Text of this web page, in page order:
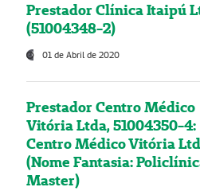
Prestador Clínica Itaipú
(51004348-2)
01 de Abril de 2020
Prestador Centro Médico
Vitória Ltda, 51004350-4:
Centro Médico Vitória
(Nome Fantasia:
Master)